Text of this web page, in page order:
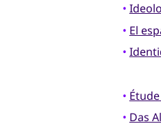
•
• El
•
•
• Das